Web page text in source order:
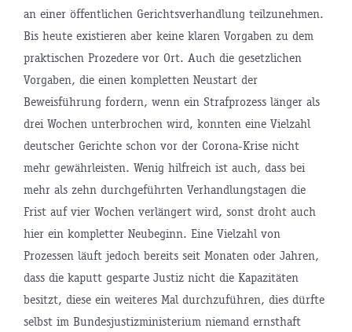
an einer öffentlichen Gerichtsverhandlung teilzunehmen.
Bis heute existieren aber keine klaren Vorgaben zu dem
praktischen Prozedere vor Ort. Auch die gesetzlichen
Vorgaben, die einen kompletten Neustart der
Beweisführung fordern, wenn ein Strafprozess länger als
drei Wochen unterbrochen wird, konnten eine Vielzahl
deutscher Gerichte schon vor der Corona-Krise nicht
mehr gewährleisten. Wenig hilfreich ist auch, dass bei
mehr als zehn durchgeführten Verhandlungstagen die
Frist auf vier Wochen verlängert wird, sonst droht auch
hier ein kompletter Neubeginn. Eine Vielzahl von
Prozessen läuft jedoch bereits seit Monaten oder Jahren,
dass die kaputt gesparte Justiz nicht die Kapazitäten
besitzt, diese ein weiteres Mal durchzuführen, dies dürfte
selbst im Bundesjustizministerium niemand ernsthaft